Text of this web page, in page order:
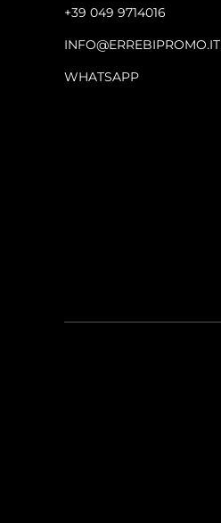
+39 049 9714016
INFO@ERREBIPROMO.IT
WHATSAPP